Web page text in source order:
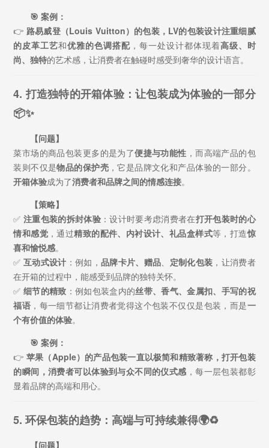
🎯 案例：
👉 路易威登（Louis Vuitton） 的包装，LV的包装设计注重细腻
的皮革工艺和优雅的色调搭配 ，每一处设计都体现着高级、时
尚、独特的艺术感，让消费者在触碰时感受到奢华的设计语言。
4. 打造独特的开箱体验：让包装成为体验的一部分
📦✨
【问题】
菜市场的商品包装更多的是为了便捷与功能性 ，而高端产品的包
装则不仅是物品的保护壳，它是品牌文化和产品体验的一部分。
开箱体验成为了消费者和品牌之间的情感连接。
【策略】
✅注重包装的拆封体验 ：设计时要考虑消费者在打开包装时的心
情和感觉 ，通过精致的配件、内衬设计、礼品盒样式等，打造惊
喜和愉悦感。
✅互动式设计 ：例如，品牌卡片、赠品 定制化包装 ，让消费者
在开箱的过程中，能感受到品牌的独特关怀。
✅细节的精致 ：例如包装盒内的丝带、香气、金属扣、手写的祝
福语 ，每一细节都让消费者觉得这个包装不仅仅是包装，而是一
个有价值的体验。
🎯 案例：
👉 苹果（Apple） 的产品包装一直以极简和精致著称，打开包装
的瞬间，消费者可以体验到与众不同的仪式感 ，每一层包装都彰
显着品牌的高端和用心。
5. 环保包装的趋势：高端与可持续兼得🌍♻️
【问题】